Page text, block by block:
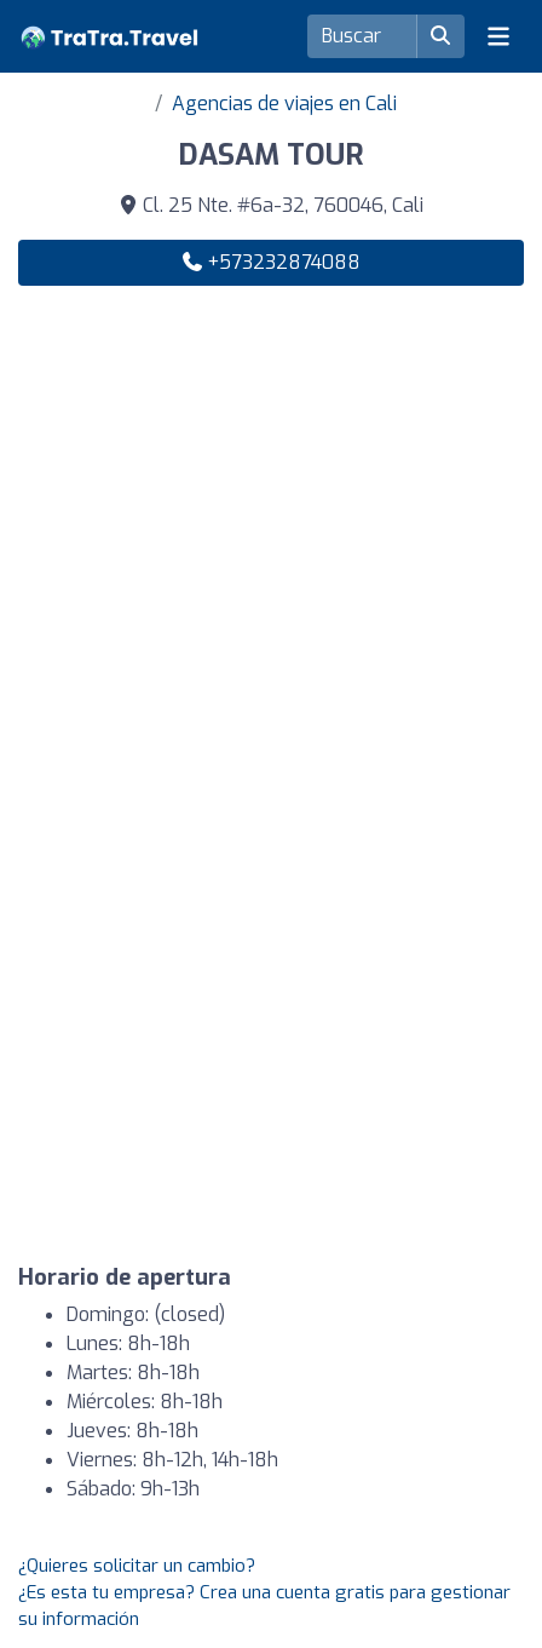
Agencias de viajes en Cali
DASAM TOUR
Cl. 25 Nte. #6a-32, 760046, Cali
+573232874088
Horario de apertura
Domingo: (closed)
Lunes: 8h-18h
Martes: 8h-18h
Miércoles: 8h-18h
Jueves: 8h-18h
Viernes: 8h-12h, 14h-18h
Sábado: 9h-13h
¿Quieres solicitar un cambio?
¿Es esta tu empresa? Crea una cuenta gratis para gestionar
su información